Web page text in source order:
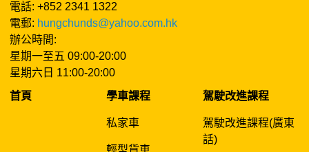
電話: +852 2341 1322
電郵: hungchunds@yahoo.com.hk
辦公時間:
星期一至五 09:00-20:00
星期六日 11:00-20:00
首頁
學車課程
私家車
輕型貨車
駕駛改進課程
駕駛改進課程(廣東
話)